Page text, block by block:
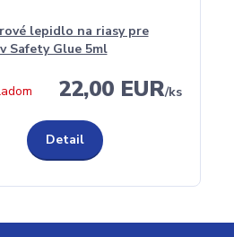
lepidlo na riasy pre
Safety Glue 5ml
22,00 EUR/ks
Detail